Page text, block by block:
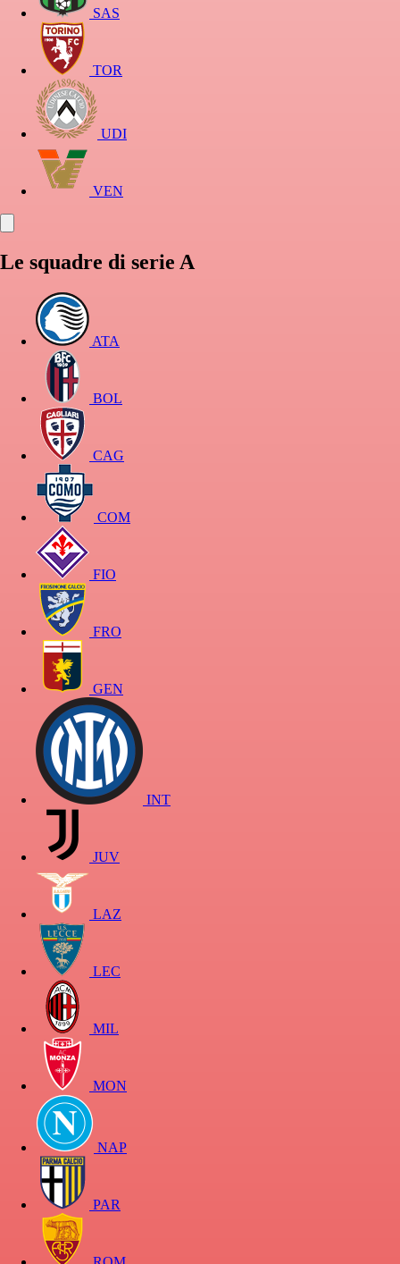
SAS
TOR
UDI
VEN
Le squadre di serie A
ATA
BOL
CAG
COM
FIO
FRO
GEN
INT
JUV
LAZ
LEC
MIL
MON
NAP
PAR